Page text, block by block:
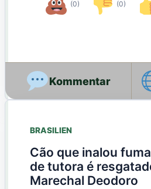
(0) (0)
BRASILIEN
Cão que inalou
de tutora é
Marechal Deodoro